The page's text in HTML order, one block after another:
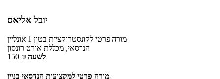
יובל אליאס
מורה פרטי לקונסטרוקציות בטון 1
אונליין
הנדסאי, מכללת אורט רונסון
150 ₪ לשעה
מורה פרטי למקצועות הנדסאי בניין.